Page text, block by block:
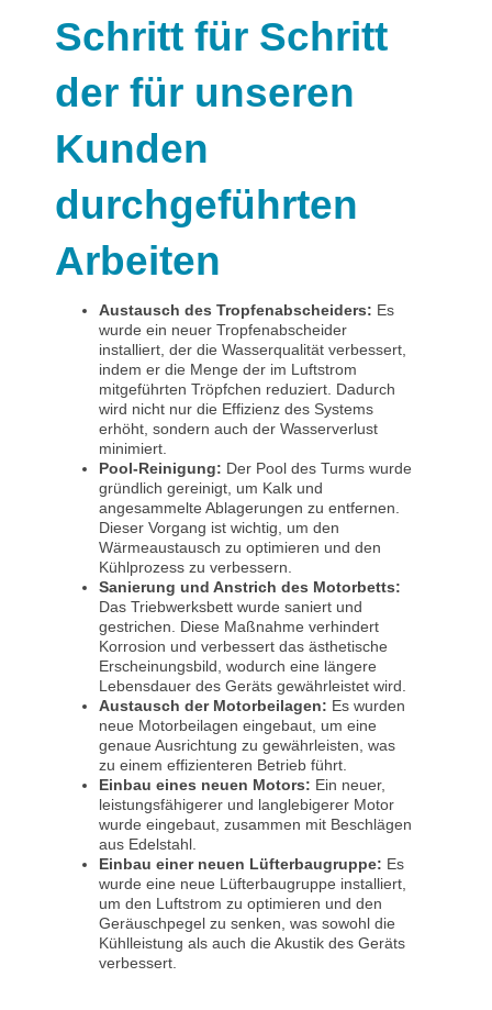
Schritt für Schritt
der für unseren
Kunden
durchgeführten
Arbeiten
Austausch des Tropfenabscheiders: Es
wurde ein neuer Tropfenabscheider
installiert, der die Wasserqualität verbessert,
indem er die Menge der im Luftstrom
mitgeführten Tröpfchen reduziert. Dadurch
wird nicht nur die Effizienz des Systems
erhöht, sondern auch der Wasserverlust
minimiert.
Pool-Reinigung: Der Pool des Turms wurde
gründlich gereinigt, um Kalk und
angesammelte Ablagerungen zu entfernen.
Dieser Vorgang ist wichtig, um den
Wärmeaustausch zu optimieren und den
Kühlprozess zu verbessern.
Sanierung und Anstrich des Motorbetts:
Das Triebwerksbett wurde saniert und
gestrichen. Diese Maßnahme verhindert
Korrosion und verbessert das ästhetische
Erscheinungsbild, wodurch eine längere
Lebensdauer des Geräts gewährleistet wird.
Austausch der Motorbeilagen: Es wurden
neue Motorbeilagen eingebaut, um eine
genaue Ausrichtung zu gewährleisten, was
zu einem effizienteren Betrieb führt.
Einbau eines neuen Motors: Ein neuer,
leistungsfähigerer und langlebigerer Motor
wurde eingebaut, zusammen mit Beschlägen
aus Edelstahl.
Einbau einer neuen Lüfterbaugruppe: Es
wurde eine neue Lüfterbaugruppe installiert,
um den Luftstrom zu optimieren und den
Geräuschpegel zu senken, was sowohl die
Kühlleistung als auch die Akustik des Geräts
verbessert.